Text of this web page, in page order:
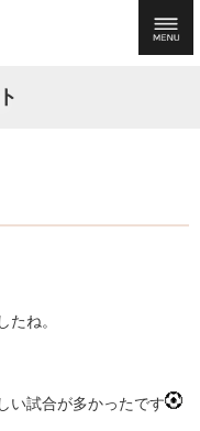
ね。
い試合が多かったです